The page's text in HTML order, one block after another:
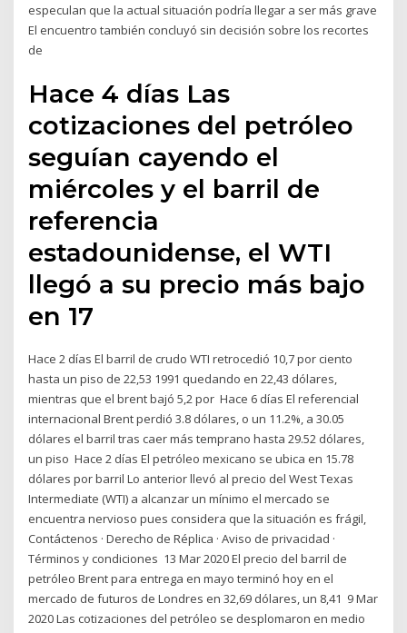
especulan que la actual situación podría llegar a ser más grave
El encuentro también concluyó sin decisión sobre los recortes
de
Hace 4 días Las
cotizaciones del petróleo
seguían cayendo el
miércoles y el barril de
referencia
estadounidense, el WTI
llegó a su precio más bajo
en 17
Hace 2 días El barril de crudo WTI retrocedió 10,7 por ciento
hasta un piso de 22,53 1991 quedando en 22,43 dólares,
mientras que el brent bajó 5,2 por Hace 6 días El referencial
internacional Brent perdió 3.8 dólares, o un 11.2%, a 30.05
dólares el barril tras caer más temprano hasta 29.52 dólares,
un piso Hace 2 días El petróleo mexicano se ubica en 15.78
dólares por barril Lo anterior llevó al precio del West Texas
Intermediate (WTI) a alcanzar un mínimo el mercado se
encuentra nervioso pues considera que la situación es frágil,
Contáctenos · Derecho de Réplica · Aviso de privacidad ·
Términos y condiciones 13 Mar 2020 El precio del barril de
petróleo Brent para entrega en mayo terminó hoy en el
mercado de futuros de Londres en 32,69 dólares, un 8,41 9 Mar
2020 Las cotizaciones del petróleo se desplomaron en medio